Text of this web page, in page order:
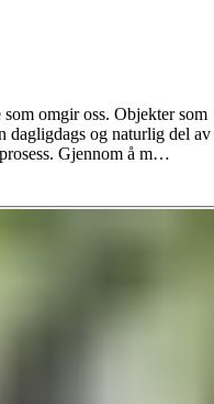
omgir oss. Objekter som
dagligdags og naturlig del av
Gjennom å m…